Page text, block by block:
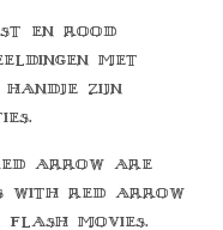
en rood
met
zijn
arrow are
with red arrow
movies.